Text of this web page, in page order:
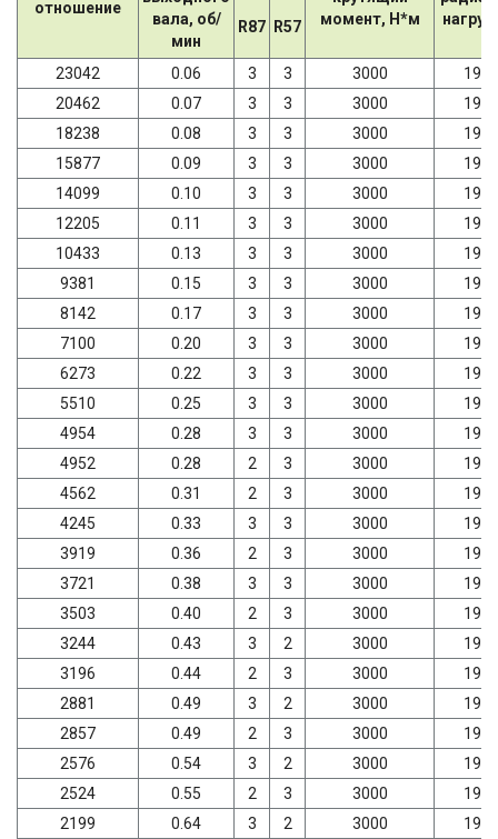
отношение
вала, об/
мин
момент, Н*м
R87 R57
23042 0.06 3 3 3000
20462
0.07 3 3 3000
18238
0.08 3 3 3000
15877
0.09 3 3 3000
14099
0.10 3 3 3000
12205
0.11 3 3 3000
10433
0.13 3 3 3000
9381
0.15 3 3 3000
8142
0.17 3 3 3000
7100
0.20 3 3 3000
6273
0.22 3 3 3000
5510
0.25 3 3 3000
4954
0.28 3 3 3000
4952
0.28 2 3 3000
4562
0.31 2 3 3000
4245
0.33 3 3 3000
3919
0.36 2 3 3000
3721
0.38 3 3 3000
3503
0.40 2 3 3000
3244
0.43 3 2 3000
3196
0.44 2 3 3000
2881
0.49 3 2 3000
2857
0.49 2 3 3000
2576
0.54 3 2 3000
2524
0.55 2 3 3000
2199
0.64 3 2 3000